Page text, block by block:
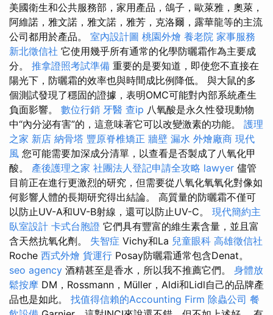
美國衛生和公共服務部，家用產品，鴿子，歐萊雅，奧萊，
阿維諾，雅文諾，雅文諾，雅芳，克洛爾，露華龍等的主流
公司都用於產品。 室內設計圖 桃園外燴 養老院 家事服務
新北徵信社 它使用幾乎所有通常的化學防曬霜作為主要成
分。 推拿證照考試準備 重要的是要知道，即使您不直接在
陽光下，防曬霜的效率也與時間成比例降低。 與大鼠的多
個測試發現了穩固的證據，表明OMC可能對內部系統產生
負面影響。 數位行銷 牙醫 查ip 八氧酸是永久性發現動物
中“內分泌有害”的，這意味著它可以改變激素的功能。 護理
之家 新店 納骨塔 豐原脊椎矯正 牆壁 漏水 外燴廠商 現代
風 您可能需要加深成分清單，以查看是否製成了八氧化甲
酸。 產後護理之家 社團法人登記申請全攻略 lawyer 儘管
目前正在進行更激烈的研究，但需要從八氧化氧氧化對像如
何影響人體的長期研究得出結論。 高質量的防曬霜不僅可
以防止UV-A和UV-B射線，還可以防止UV-C。 現代簡約主
臥室設計 卡式台胞證 它們具有豐富的維生素含量，並且富
含天然抗氧化劑。 失智症 Vichy和La 兒童眼科 高雄徵信社
Roche 西式外燴 貨運行 Posay防曬霜通常包含Denat。
seo agency 酒精甚至是香水，所以我不推薦它們。 身體放
鬆按摩 DM，Rossmann，Müller，Aldi和Lidl自己的品牌產
品也是如此。 找值得信賴的Accounting Firm 除蟲公司 餐